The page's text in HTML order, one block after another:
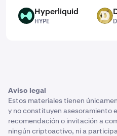
HYPE Hyperliquid
HYPE
DOGE
Aviso legal
Estos materiales tienen
y no constituyen asesoramiento
recomendación o invitación a
ningún criptoactivo, ni a